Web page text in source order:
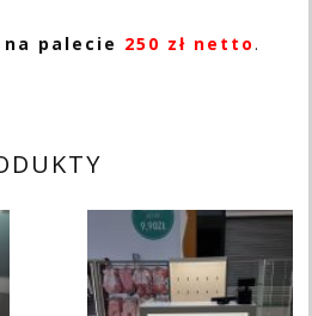
palecie 250 zł netto .